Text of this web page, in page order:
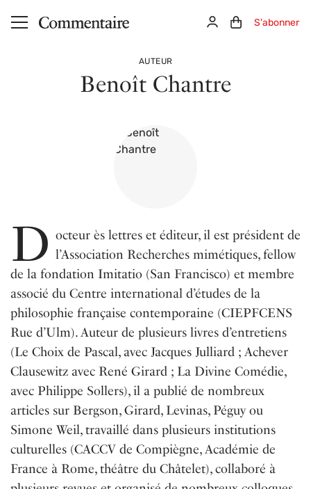
Aller au contenu principal ConnexionPanier (0)
S'abonner
AUTEUR
Benoît Chantre
D octeur ès lettres et éditeur, il est président de
l’Association Recherches mimétiques, fellow
de la fondation Imitatio (San Francisco) et membre
associé du Centre international d’études de la
philosophie française contemporaine (CIEPFC­ENS
Rue d’Ulm). Auteur de plusieurs livres d’entretiens
(Le Choix de Pascal, avec Jacques Julliard ; Achever
Clausewitz avec René Girard ; La Divine Comédie,
avec Philippe Sollers), il a publié de nombreux
articles sur Bergson, Girard, Levinas, Péguy ou
Simone Weil, travaillé dans plusieurs institutions
culturelles (CACCV de Compiègne, Académie de
France à Rome, théâtre du Châtelet), collaboré à